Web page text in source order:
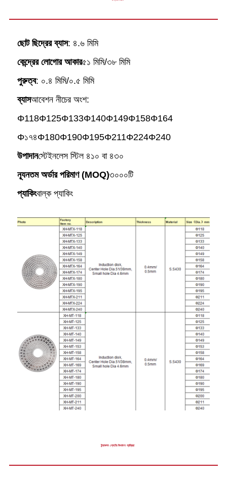
ছোট ছিদ্রের ব্যাস: ৪.৬ মিমি
কেন্দ্রের লোগোর আকার৫১ মিমি/৩৮ মিমি
পুরুত্ব: ০.৪ মিমি/০.৫ মিমি
ব্যাসআবেশন নীচের অংশ:
Φ118Φ125Φ133Φ140Φ149Φ158Φ164
Φ১৭৪Φ180Φ190Φ195Φ211Φ224Φ240
উপাদানস্টেইনলেস স্টিল ৪১০ বা ৪৩০
ন্যূনতম অর্ডার পরিমাণ (MOQ)৩০০০টি
প্যাকিংবাল্ক প্যাকিং
ইন্ডাকশন প্লেটের উৎপাদন প্রক্রিয়া